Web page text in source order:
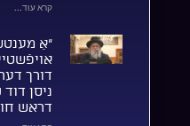
קרא עוד...
“אַ
דורך
ניסן
דראש